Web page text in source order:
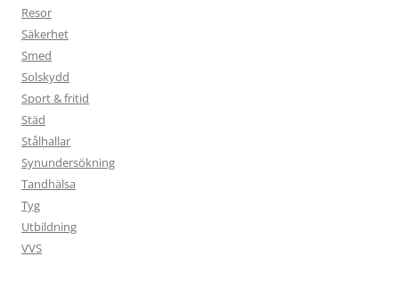
Resor
Säkerhet
Smed
Solskydd
Sport & fritid
Städ
Stålhallar
Synundersökning
Tandhälsa
Tyg
Utbildning
VVS